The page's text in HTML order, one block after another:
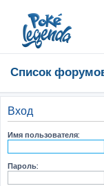
Список
Вход
Имя пользователя:
Пароль: